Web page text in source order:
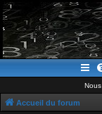
Accueil du forum